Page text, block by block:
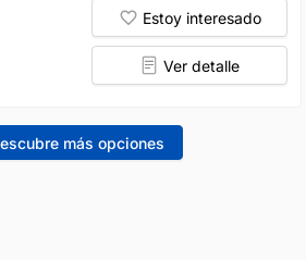
Estoy interesado
Ver detalle
más opciones